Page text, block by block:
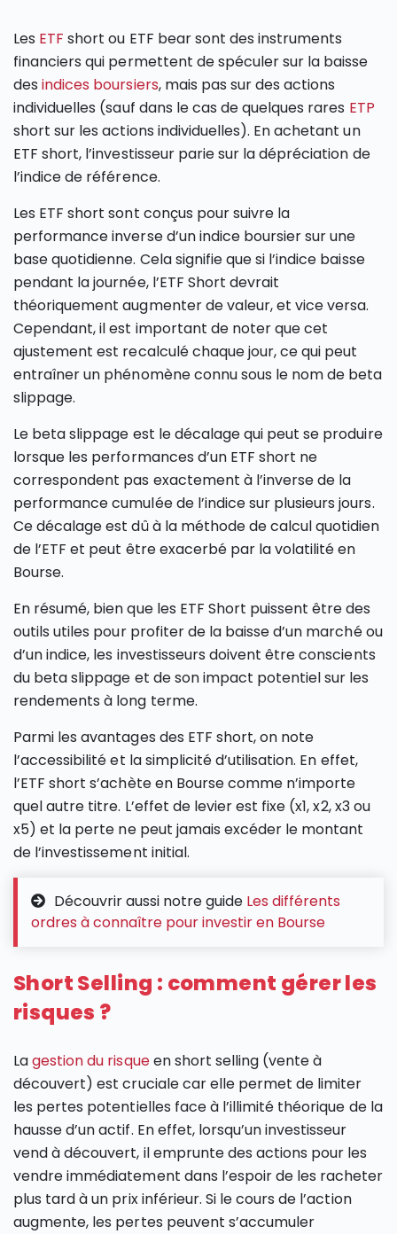
Les ETF short ou ETF bear sont des instruments
financiers qui permettent de spéculer sur la baisse
desindices boursiers, mais pas sur des actions
individuelles (sauf dans le cas de quelques rares ETP
short sur les actions individuelles). En achetant un
ETF short, l’investisseur parie sur la dépréciation de
l’indice de référence.
Les ETF short sont conçus pour suivre la
performance inverse d’un indice boursier sur une
base quotidienne. Cela signifie que si l’indice baisse
pendant la journée, l’ETF Short devrait
théoriquement augmenter de valeur, et vice versa.
Cependant, il est important de noter que cet
ajustement est recalculé chaque jour, ce qui peut
entraîner un phénomène connu sous le nom de beta
slippage.
Le beta slippage est le décalage qui peut se produire
lorsque les performances d’un ETF short ne
correspondent pas exactement à l’inverse de la
performance cumulée de l’indice sur plusieurs jours.
Ce décalage est dû à la méthode de calcul quotidien
de l’ETF et peut être exacerbé par la volatilité en
Bourse.
En résumé, bien que les ETF Short puissent être des
outils utiles pour profiter de la baisse d’un marché ou
d’un indice, les investisseurs doivent être conscients
du beta slippage et de son impact potentiel sur les
rendements à long terme.
Parmi les avantages des ETF short, on note
l’accessibilité et la simplicité d’utilisation. En effet,
l’ETF short s’achète en Bourse comme n’importe
quel autre titre. L’effet de levier est fixe (x1, x2, x3 ou
x5) et la perte ne peut jamais excéder le montant
de l’investissement initial.
Découvrir aussi notre guide Les différents
ordres à connaître pour investir en Bourse
Short Selling : comment gérer les
risques ?
Lagestion du risqueen short selling (vente à
découvert) est cruciale car elle permet de limiter
les pertes potentielles face à l’illimité théorique de la
hausse d’un actif. En effet, lorsqu’un investisseur
vend à découvert, il emprunte des actions pour les
vendre immédiatement dans l’espoir de les racheter
plus tard à un prix inférieur. Si le cours de l’action
augmente, les pertes peuvent s’accumuler